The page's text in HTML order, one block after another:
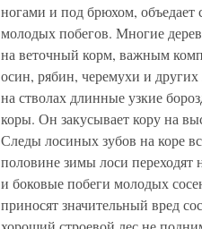
ногами и под брюхом,
молодых побегов. Многие
на веточный корм, важным
осин, рябин, черемухи и
на стволах длинные узкие
коры. Он закусывает кору на
Следы лосиных зубов на коре
половине зимы лоси
и боковые побеги молодых
приносят значительный вред